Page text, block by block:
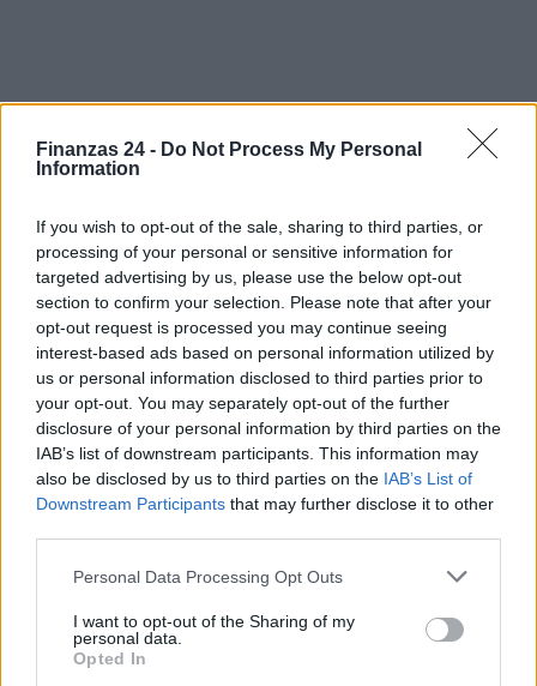
Finanzas 24 - Do Not Process My Personal
Information
If you wish to opt-out of the sale, sharing to third parties, or
processing of your personal or sensitive information for
targeted advertising by us, please use the below opt-out
section to confirm your selection. Please note that after your
opt-out request is processed you may continue seeing
interest-based ads based on personal information utilized by
us or personal information disclosed to third parties prior to
your opt-out. You may separately opt-out of the further
disclosure of your personal information by third parties on the
IAB’s list of downstream participants. This information may
also be disclosed by us to third parties on the IAB’s List of
Downstream Participants that may further disclose it to other
Please note that this website/app uses one or more Google
not limited to your visit or usage behaviour. You may click to
grant or deny consent to Google and its third-party tags to
use your data for below specified purposes in below Google
Personal Data Processing Opt Outs
I want to opt-out of the Sharing of my
personal data.
Opted In
Sigue leyendo
FINANZAS